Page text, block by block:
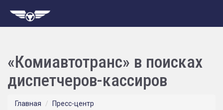
«Комиавтотранс» в поисках
диспетчеров-кассиров
Главная Пресс-центр